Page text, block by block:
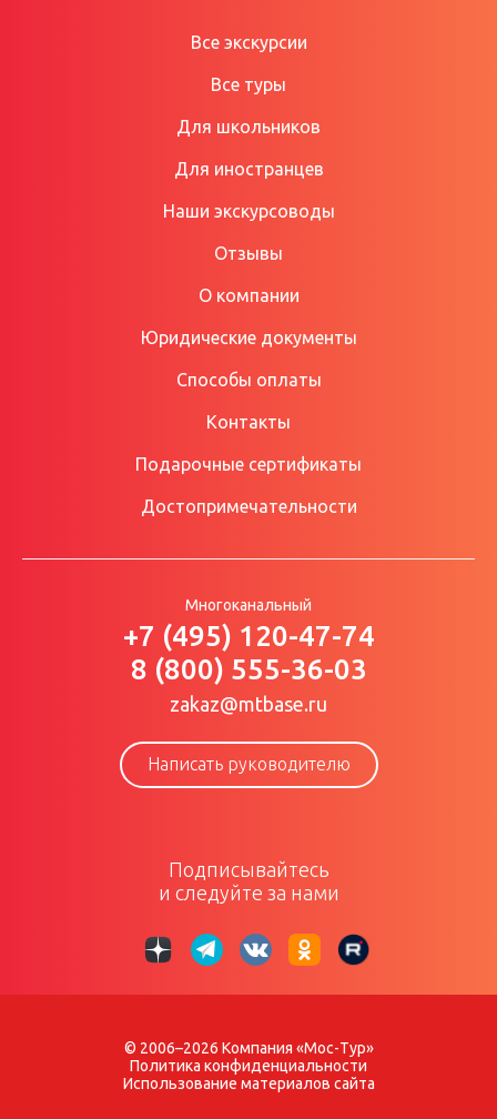
Все экскурсии
Все туры
Для школьников
Для иностранцев
Наши экскурсоводы
Отзывы
О компании
Юридические документы
Способы оплаты
Контакты
Подарочные сертификаты
Достопримечательности
Многоканальный
+7 (495) 120-47-74
8 (800) 555-36-03
zakaz@mtbase.ru
Написать руководителю
Подписывайтесь
и следуйте за нами
© 2006–2026 Компания «Мос-Тур»
Политика конфиденциальности
Использование материалов сайта